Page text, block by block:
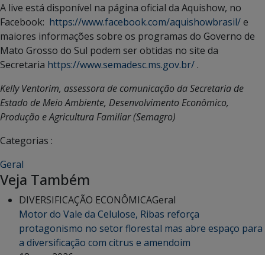
A live está disponível na página oficial da Aquishow, no
Facebook: https://www.facebook.com/aquishowbrasil/e
maiores informações sobre os programas do Governo de
Mato Grosso do Sul podem ser obtidas no site da
Secretaria https://www.semadesc.ms.gov.br/ .
Kelly Ventorim, assessora de comunicação da Secretaria de
Estado de Meio Ambiente, Desenvolvimento Econômico,
Produção e Agricultura Familiar (Semagro)
Categorias :
Geral
Veja Também
DIVERSIFICAÇÃO ECONÔMICAGeral
Motor do Vale da Celulose, Ribas reforça
protagonismo no setor florestal mas abre espaço para
a diversificação com citrus e amendoim